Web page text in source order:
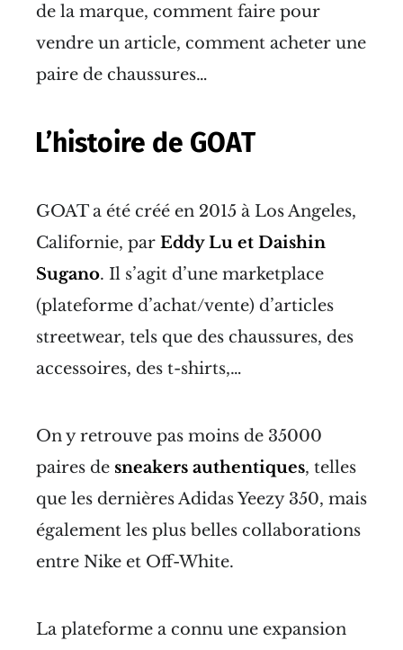
de la marque, comment faire pour
vendre un article, comment acheter une
paire de chaussures…
L’histoire de GOAT
GOAT a été créé en 2015 à Los Angeles,
Californie, par Eddy Lu et Daishin
Sugano. Il s’agit d’une marketplace
(plateforme d’achat/vente) d’articles
streetwear, tels que des chaussures, des
accessoires, des t-shirts,…
On y retrouve pas moins de 35000
paires de sneakers authentiques, telles
que les dernières Adidas Yeezy 350, mais
également les plus belles collaborations
entre Nike et Off-White.
La plateforme a connu une expansion